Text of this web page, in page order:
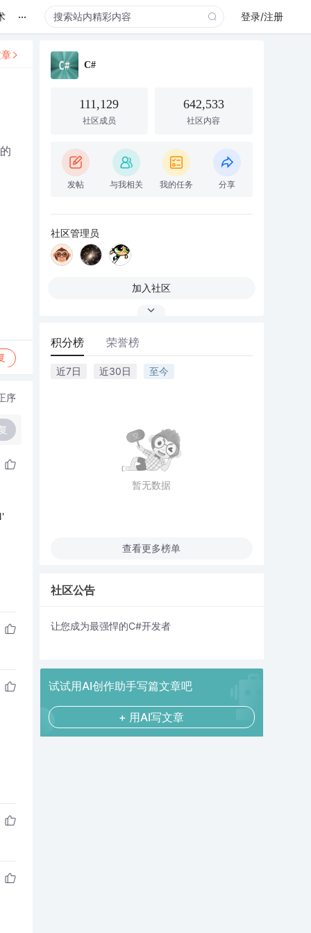
... 登录/注册
序
C#
111,129
社区成员
642,533
社区内容
发帖 与我相关 我的任务 分享
社区管理员
加入社区
积分榜 荣誉榜
近7日 近30日 至今
暂无数据
查看更多榜单
社区公告
让您成为最强悍的C#开发者
试试用AI创作助手写篇文章吧
+ 用AI写文章